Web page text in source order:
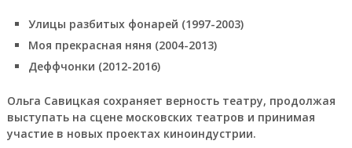
Улицы разбитых фонарей (1997-2003)
Моя прекрасная няня (2004-2013)
Деффчонки (2012-2016)
Ольга Савицкая сохраняет верность театру, продолжая
выступать на сцене московских театров и принимая
участие в новых проектах киноиндустрии.